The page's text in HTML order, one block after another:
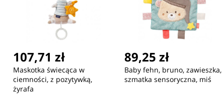
107,71 zł
Maskotka świecąca w
ciemności, z pozytywką,
żyrafa
89,25 zł
Baby fehn, bruno, zawieszka,
szmatka sensoryczna, miś